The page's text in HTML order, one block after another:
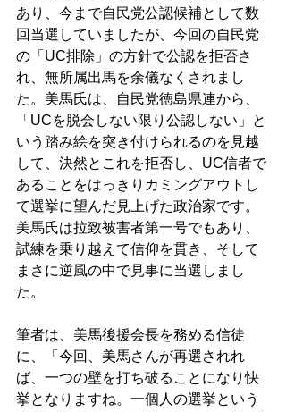
あり、今まで自民党公認候補として数
回当選していましたが、今回の自民党
の「UC排除」の方針で公認を拒否さ
れ、無所属出馬を余儀なくされまし
た。美馬氏は、自民党徳島県連から、
「UCを脱会しない限り公認しない」と
いう踏み絵を突き付けられるのを見越
して、決然とこれを拒否し、UC信者で
あることをはっきりカミングアウトし
て選挙に望んだ見上げた政治家です。
美馬氏は拉致被害者第一号でもあり、
試練を乗り越えて信仰を貫き、そして
まさに逆風の中で見事に当選しまし
た。
筆者は、美馬後援会長を務める信徒
に、「今回、美馬さんが再選されれ
ば、一つの壁を打ち破ることになり快
挙となりますね。一個人の選挙という